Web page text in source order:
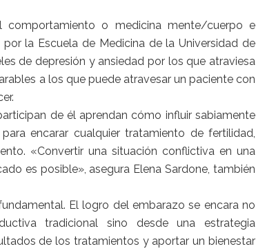
comportamiento o medicina mente/cuerpo e
la Escuela de Medicina de la Universidad de
de depresión y ansiedad por los que atraviesa
a los que puede atravesar un paciente con
de él aprendan cómo influir sabiamente
encarar cualquier tratamiento de fertilidad,
«Convertir una situación conflictiva en una
es posible», asegura Elena Sardone, también
El logro del embarazo se encara no
tradicional sino desde una estrategia
de los tratamientos y aportar un bienestar